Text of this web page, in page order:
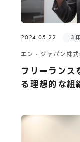
2024.05.22 利
エン・ジャパン株
フリーランス
る理想的な組